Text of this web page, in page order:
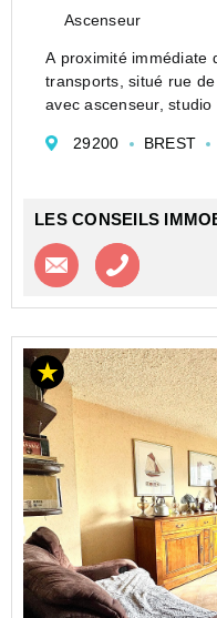
Ascenseur
A proximité immédiate
transports, situé rue
avec ascenseur, studio
nuit , kitchenette
29200 BREST
LES CONSEILS
Contacter